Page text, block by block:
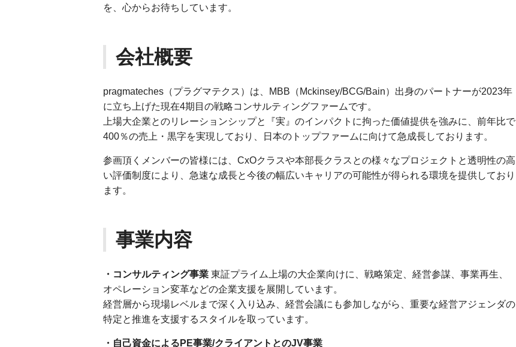
を、心からお待ちしています。
会社概要
pragmateches（プラグマテクス）は、MBB（Mckinsey/BCG/Bain）出身のパートナーが2023年
に立ち上げた現在4期目の戦略コンサルティングファームです。
上場大企業とのリレーションシップと『実』のインパクトに拘った価値提供を強みに、前年比で
400％の売上・黒字を実現しており、日本のトップファームに向けて急成長しております。
参画頂くメンバーの皆様には、CxOクラスや本部長クラスとの様々なプロジェクトと透明性の高
い評価制度により、急速な成長と今後の幅広いキャリアの可能性が得られる環境を提供しており
ます。
事業内容
・コンサルティング事業 東証プライム上場の大企業向けに、戦略策定、経営参謀、事業再生、
オペレーション変革などの企業支援を展開しています。
経営層から現場レベルまで深く入り込み、経営会議にも参加しながら、重要な経営アジェンダの
特定と推進を支援するスタイルを取っています。
・自己資金によるPE事業/クライアントとのJV事業